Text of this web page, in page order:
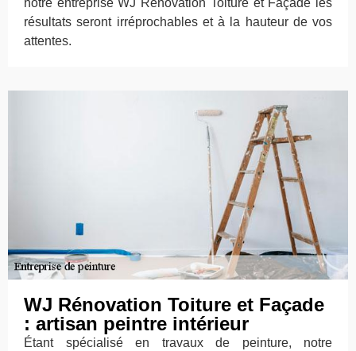
notre entreprise WJ Rénovation Toiture et Façade les
résultats seront irréprochables et à la hauteur de vos
attentes.
WJ Rénovation Toiture et Façade
: artisan peintre intérieur
Étant spécialisé en travaux de peinture, notre